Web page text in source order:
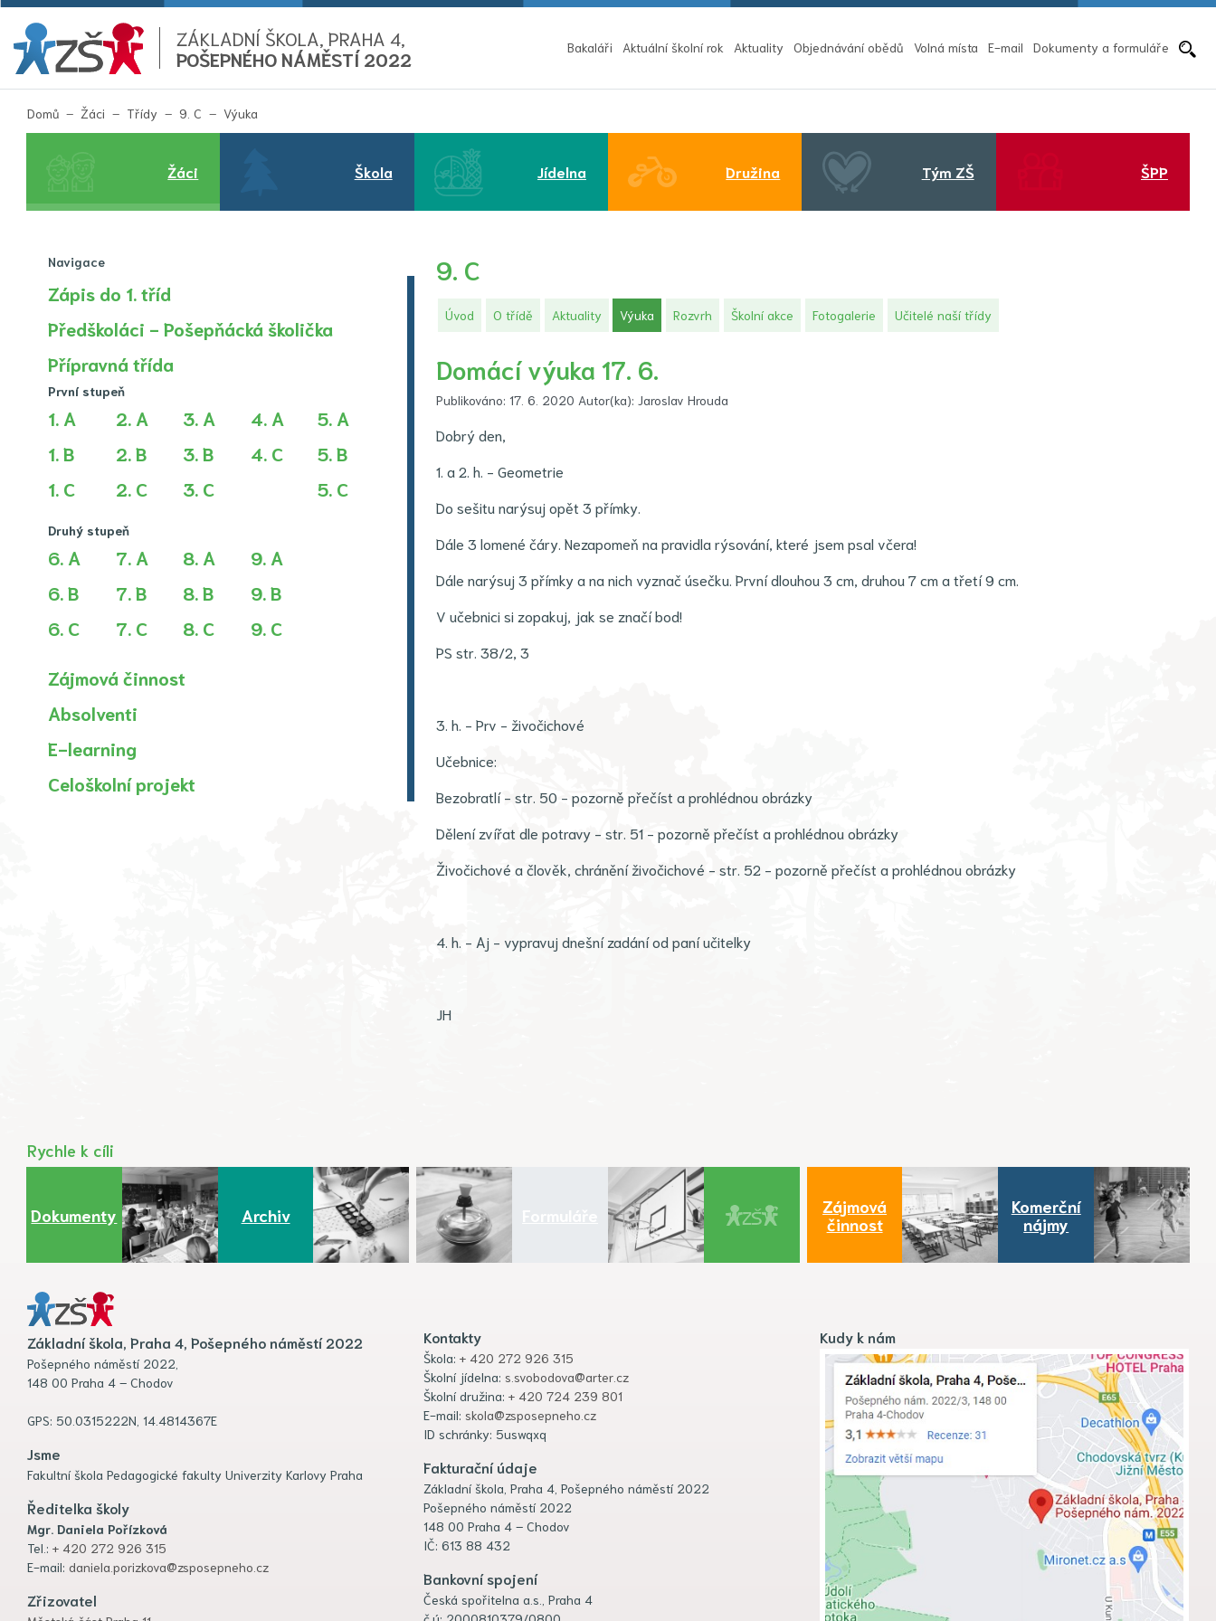
ZÁKLADNÍ ŠKOLA, PRAHA 4,
POŠEPNÉHO NÁMĚSTÍ 2022
Bakaláři Aktuální školní rok Aktuality Objednávání obědů Volná místa E-mail Dokumenty a formuláře
Domů Žáci Třídy 9. C Výuka
Žáci Škola Jídelna Družina Tým ZŠ ŠPP
Navigace
Zápis do 1. tříd
Předškoláci - Pošepňácká školička
Přípravná třída
První stupeň
1. A
1. B
1. C
2. A
2. B
2. C
3. A
3. B
3. C
4. A
4. C
5. A
5. B
5. C
Druhý stupeň
6. A
6. B
6. C
7. A
7. B
7. C
8. A
8. B
8. C
9. A
9. B
9. C
Zájmová činnost
Absolventi
E-learning
Celoškolní projekt
9. C
Úvod O třídě Aktuality Výuka (aktuální)
Rozvrh Školní akce Fotogalerie Učitelé naší třídy
Domácí výuka 17. 6.
Publikováno: 17. 6. 2020 Autor(ka): Jaroslav Hrouda
Dobrý den,
1. a 2. h. - Geometrie
Do sešitu narýsuj opět 3 přímky.
Dále 3 lomené čáry. Nezapomeň na pravidla rýsování, které jsem psal včera!
Dále narýsuj 3 přímky a na nich vyznač úsečku. První dlouhou 3 cm, druhou 7 cm a třetí 9 cm.
V učebnici si zopakuj, jak se značí bod!
PS str. 38/2, 3
3. h. - Prv - živočichové
Učebnice:
Bezobratlí - str. 50 - pozorně přečíst a prohlédnou obrázky
Dělení zvířat dle potravy - str. 51 - pozorně přečíst a prohlédnou obrázky
Živočichové a člověk, chránění živočichové - str. 52 - pozorně přečíst a prohlédnou obrázky
4. h. - Aj - vypravuj dnešní zadání od paní učitelky
JH
Rychle k cíli
Dokumenty Archiv
Zájmová
činnost
Komerční
nájmy
Základní škola, Praha 4, Pošepného náměstí 2022
Pošepného náměstí 2022,
148 00 Praha 4 – Chodov
GPS: 50.0315222N, 14.4814367E
Jsme
Fakultní škola Pedagogické fakulty Univerzity Karlovy Praha
Ředitelka školy
Mgr. Daniela Pořízková
Tel.: + 420 272 926 315
E-mail: daniela.porizkova@zsposepneho.cz
Zřizovatel
Kontakty
Škola: + 420 272 926 315
Školní jídelna: s.svobodova@arter.cz
Školní družina: + 420 724 239 801
E-mail: skola@zsposepneho.cz
ID schránky: 5uswqxq
Fakturační údaje
Základní škola, Praha 4, Pošepného náměstí 2022
Pošepného náměstí 2022
148 00 Praha 4 – Chodov
IČ: 613 88 432
Bankovní spojení
Česká spořitelna a.s., Praha 4
Kudy k nám